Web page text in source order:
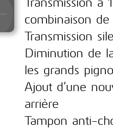
combinaison
Transmission
Diminution de
les grands
Ajout d’une
arrière
Tampon anti-